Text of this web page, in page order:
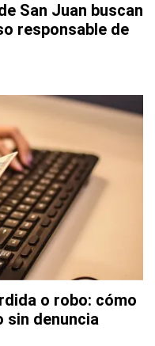
San Juan buscan
responsable de
o robo: cómo
sin denuncia